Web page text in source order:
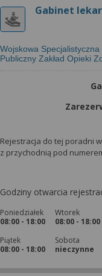
Gabinet
Wojskowa
Publiczny Zakład Opieki
Rejestracja do tej poradni
z przychodnią pod
Godziny otwarcia
Poniedziałek
08:00 - 18:00
Wtorek
08:00 - 18:00
Piątek
08:00 - 18:00
Sobota
nieczynne
możesz też
danych tylko w
dowiedzieć się
konfigurację
za pomocą
Więcej informacji
narzędzi